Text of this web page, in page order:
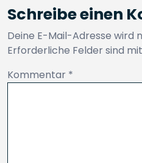
Schreibe einen
Deine E-Mail-Adresse wird
Erforderliche Felder sind mit
Kommentar *